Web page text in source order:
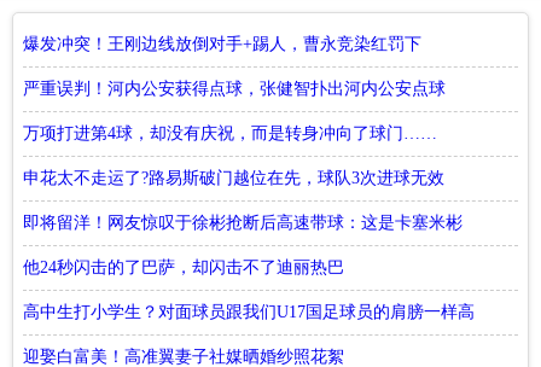
爆发冲突！王刚边线放倒对手+踢人，曹永竞染红罚下
严重误判！河内公安获得点球，张健智扑出河内公安点球
万项打进第4球，却没有庆祝，而是转身冲向了球门……
申花太不走运了?路易斯破门越位在先，球队3次进球无效
即将留洋！网友惊叹于徐彬抢断后高速带球：这是卡塞米彬
吗？
他24秒闪击的了巴萨，却闪击不了迪丽热巴
高中生打小学生？对面球员跟我们U17国足球员的肩膀一样高
迎娶白富美！高准翼妻子社媒晒婚纱照花絮